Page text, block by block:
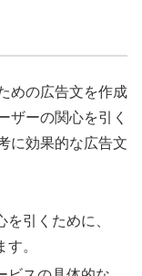
めの広告文を作成
ザーの関心を引く
に効果的な広告文
引くために、
。